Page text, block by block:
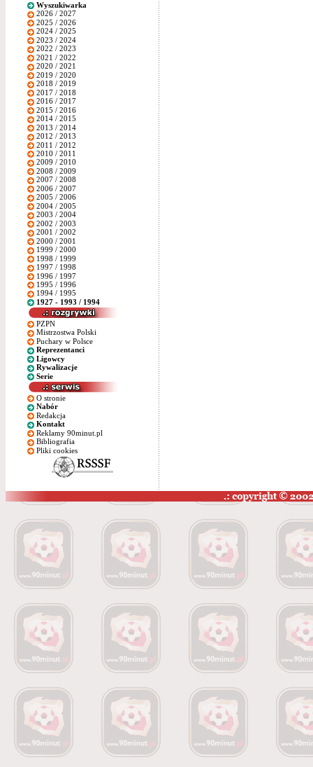
Wyszukiwarka
2026 / 2027
2025 / 2026
2024 / 2025
2023 / 2024
2022 / 2023
2021 / 2022
2020 / 2021
2019 / 2020
2018 / 2019
2017 / 2018
2016 / 2017
2015 / 2016
2014 / 2015
2013 / 2014
2012 / 2013
2011 / 2012
2010 / 2011
2009 / 2010
2008 / 2009
2007 / 2008
2006 / 2007
2005 / 2006
2004 / 2005
2003 / 2004
2002 / 2003
2001 / 2002
2000 / 2001
1999 / 2000
1998 / 1999
1997 / 1998
1996 / 1997
1995 / 1996
1994 / 1995
1927 - 1993 / 1994
PZPN
Mistrzostwa Polski
Puchary w Polsce
Reprezentanci
Ligowcy
Rywalizacje
Serie
O stronie
Nabór
Redakcja
Kontakt
Reklamy 90minut.pl
Bibliografia
Pliki cookies